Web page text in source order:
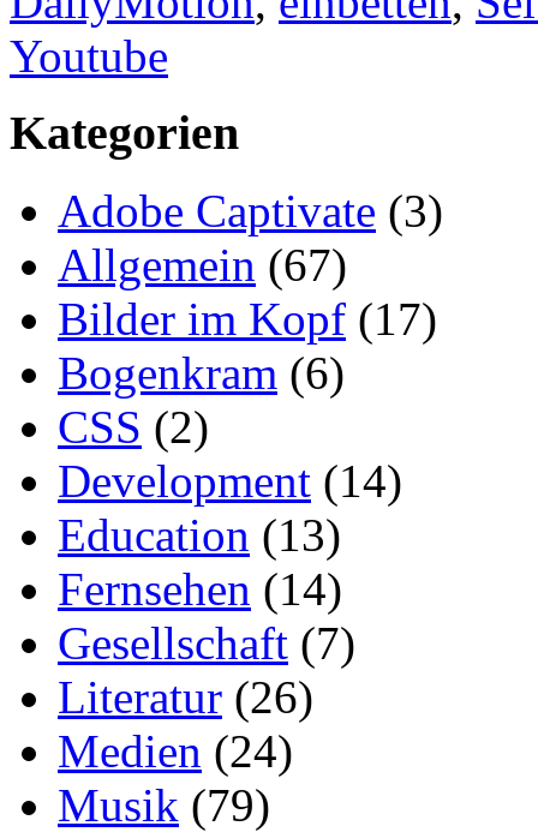
Youtube
Kategorien
Adobe Captivate (3)
Allgemein (67)
Bilder im Kopf (17)
Bogenkram (6)
CSS (2)
Development (14)
Education (13)
Fernsehen (14)
Gesellschaft (7)
Literatur (26)
Medien (24)
Musik (79)